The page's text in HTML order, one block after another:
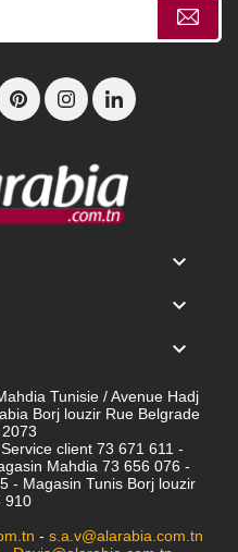



Tunisie / Avenue Hadj
Borj louzir Rue Belgrade
client 73 671 611 -
Mahdia 73 656 076 -
- Magasin Tunis Borj louzir
910
- s.a.v@alarabia.com.tn